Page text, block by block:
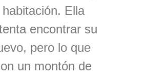
Ella
encontrar su
pero lo que
un montón de